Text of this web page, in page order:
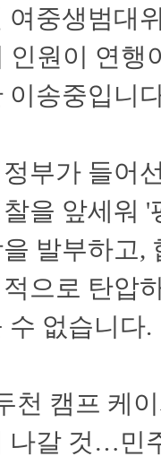
여중생범대
인원이 연행
이송중입니
부가 들어
을 앞세워
발부하고,
으로 탄압
수 없습니다.
천 캠프 케
나갈 것…민